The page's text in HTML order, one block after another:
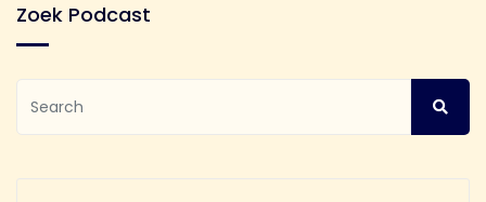
Zoek Podcast